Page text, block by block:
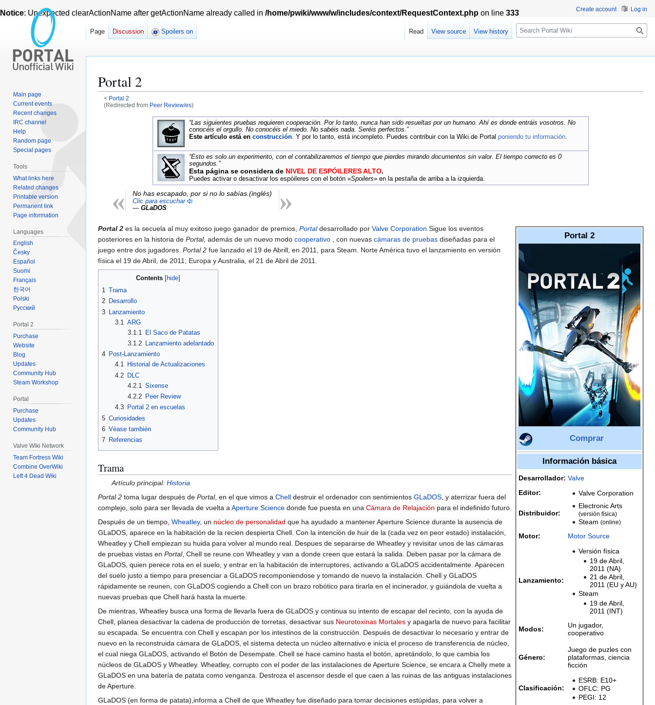
Notice: Unexpected clearActionName after getActionName already called in /home/pwiki/www/w/includes/context/RequestContext.php on line 333
Portal 2
< Portal 2
(Redirected from Peer Review/es)
“Las siguientes pruebas requieren cooperación. Por lo tanto, nunca han sido resueltas por un humano. Ahí es donde entráis vosotros. No
conocéis el orgullo. No conocéis el miedo. No sabéis nada. Seréis perfectos.”
Este artículo está en construcción. Y por lo tanto, está incompleto. Puedes contribuir con la Wiki de Portal poniendo tu información.
“Esto es solo un experimento, con el contabilizaremos el tiempo que pierdes mirando documentos sin valor. El tiempo correcto es 0
segundos.”
Esta página se considera de NIVEL DE ESPÓILERES ALTO.
Puedes activar o desactivar los espóileres con el botón «Spoilers» en la pestaña de arriba a la izquierda.
« No has escapado, por si no lo sabías.(inglés)
Clic para escuchar
— GLaDOS »
Portal 2
Comprar
Información básica
Desarrollador: Valve
Editor:
Valve Corporation
Distribuidor:
Electronic Arts
(versión física)
Steam(online)
Motor: Motor Source
Lanzamiento:
Versión física
19 de Abril,
2011 (NA)
21 de Abril,
2011 (EU y AU)
Steam
19 de Abril,
2011 (INT)
Modos:
Un jugador,
cooperativo
Género:
Juego de puzles con
plataformas, ciencia
ficción
Clasificación:
ESRB: E10+
OFLC: PG
PEGI: 12
Portal 2 es la secuela al muy exitoso juego ganador de premios, Portaldesarrollado por Valve Corporation .Sigue los eventos
posteriores en la historia de Portal, además de un nuevo modo cooperativo , con nuevas cámaras de pruebas diseñadas para el
juego entre dos jugadores. Portal 2 fue lanzado el 19 de Abrill, en 2011, para Steam. Norte América tuvo el lanzamiento en versión
física el 19 de Abril, de 2011; Europa y Australia, el 21 de Abril de 2011.
Contents
1 Trama
2 Desarrollo
3
Lanzamiento
3.1
ARG
3.1.1
El Saco de Patatas
3.1.2 Lanzamiento adelantado
4 Post-Lanzamiento
4.1
Historial de Actualizaciones
4.2
DLC
4.2.1
Sixense
4.2.2 Peer Review
4.3
Portal 2 en escuelas
5 Curiosidades
6 Véase también
7 Referencias
Trama
Artículo principal: Historia
Portal 2 toma lugar después de Portal, en el que vimos a Chell destruir el ordenador con sentimientos GLaDOS, y aterrizar fuera del
complejo, solo para ser llevada de vuelta aAperture Science donde fue puesta en una Cámara de Relajación para el indefinido futuro.
Después de un tiempo, Wheatley, un núcleo de personalidad que ha ayudado a mantener Aperture Science durante la ausencia de
GLaDOS, aparece en la habitación de la recien despierta Chell. Con la intención de huir de la (cada vez en peor estado) instalación,
Wheatley y Chell empiezan su huida para volver al mundo real. Despues de separarse de Wheatley y revisitar unos de las cámaras
de pruebas vistas en Portal, Chell se reune con Wheatley y van a donde creen que estará la salida. Deben pasar por la cámara de
GLaDOS, quien perece rota en el suelo, y entrar en la habitación de interruptores, activando a GLaDOS accidentalmente. Aparecen
del suelo justo a tiempo para presenciar a GLaDOS recomponiendose y tomando de nuevo la instalación. Chell y GLaDOS
rápidamente se reunen, con GLaDOS cogiendo a Chell con un brazo robótico para tirarla en el incinerador, y guiándola de vuelta a
nuevas pruebas que Chell hará hasta la muerte.
De mientras, Wheatley busca una forma de llevarla fuera de GLaDOS y continua su intento de escapar del recinto, con la ayuda de
Chell, planea desactivar la cadena de producción de torretas, desactivar sus Neurotoxinas Mortales y apagarla de nuevo para facilitar
su escapada. Se encuentra con Chell y escapan por los intestinos de la construcción. Después de desactivar lo necesario y entrar de
nuevo en la reconstruida cámara de GLaDOS, el sistema detecta un núcleo alternativo e inicia el proceso de transferencia de núcleo,
el cual niega GLaDOS, activando el Botón de Desempate. Chell se hace camino hasta el botón, apretándolo, lo que cambia los
núcleos de GLaDOS y Wheatley. Wheatley, corrupto con el poder de las instalaciones de Aperture Science, se encara a Chelly mete a
GLaDOS en una batería de patata como venganza. Destroza el ascensor desde el que caen a las ruinas de las antiguas instalaciones
de Aperture.
GLaDOS (en forma de patata),informa a Chell de que Wheatley fue diseñado para tomar decisiones estúpidas, para volver a
Create account Log in
Page Discussion Spoilers on Read View source View history
S
e
r
Main page
Current events
Recent changes
IRC channel
Help
Random page
Special pages
Tools
What links here
Related changes
Printable version
Permanent link
Page information
Languages
English
Česky
Español
Suomi
Français
한국어
Polski
Русский
Portal 2
Purchase
Website
Blog
Updates
Community Hub
Steam Workshop
Portal
Purchase
Updates
Community Hub
Valve Wiki Network
Team Fortress Wiki
Combine OverWiki
Left 4 Dead Wiki